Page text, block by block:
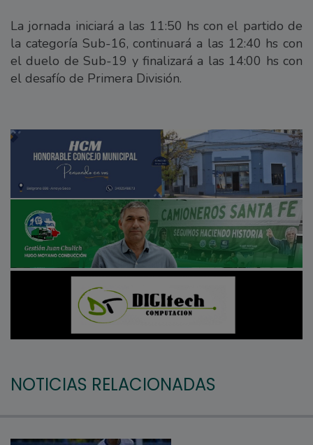
La jornada iniciará a las 11:50 hs con el partido de
la categoría Sub-16, continuará a las 12:40 hs con
el duelo de Sub-19 y finalizará a las 14:00 hs con
el desafío de Primera División.
NOTICIAS RELACIONADAS